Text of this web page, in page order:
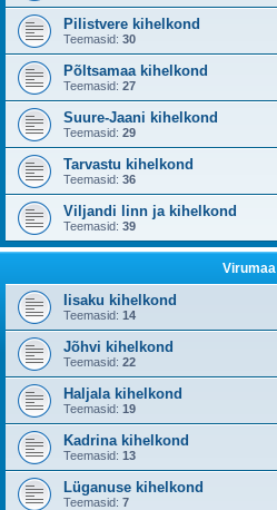
Pilistvere kihelkond
Teemasid: 30
Põltsamaa kihelkond
Teemasid: 27
Suure-Jaani kihelkond
Teemasid: 29
Tarvastu kihelkond
Teemasid: 36
Viljandi linn ja kihelkond
Teemasid: 39
Virumaa
Iisaku kihelkond
Teemasid: 14
Jõhvi kihelkond
Teemasid: 22
Haljala kihelkond
Teemasid: 19
Kadrina kihelkond
Teemasid: 13
Lüganuse kihelkond
Teemasid: 7